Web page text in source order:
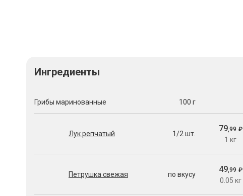
Ингредиенты
Грибы маринованные 100 г
Лук репчатый 1/2 шт.
79,99 ₽
1 кг
Петрушка свежая по вкусу
49,99 ₽
0.05 кг